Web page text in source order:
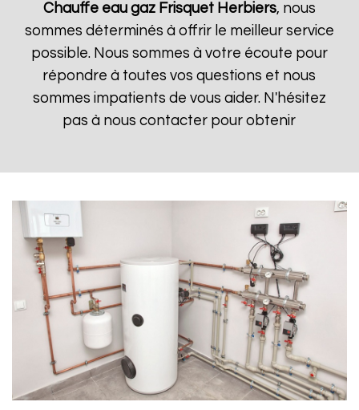
Chauffe eau gaz Frisquet Herbiers, nous
sommes déterminés à offrir le meilleur service
possible. Nous sommes à votre écoute pour
répondre à toutes vos questions et nous
sommes impatients de vous aider. N'hésitez
pas à nous contacter pour obtenir